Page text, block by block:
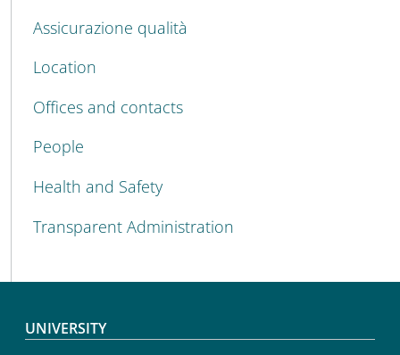
Assicurazione qualità
Location
Offices and contacts
People
Health and Safety
Transparent Administration
Footer menu
UNIVERSITY